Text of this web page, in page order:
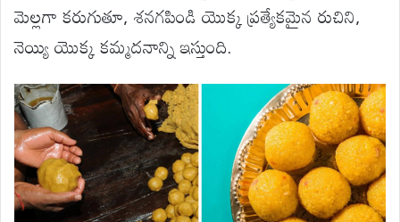
మెల్లగా కరుగుతూ, శనగపిండి యొక్క ప్రత్యేకమైన రుచిని,
నెయ్యి యొక్క కమ్మదనాన్ని ఇస్తుంది.